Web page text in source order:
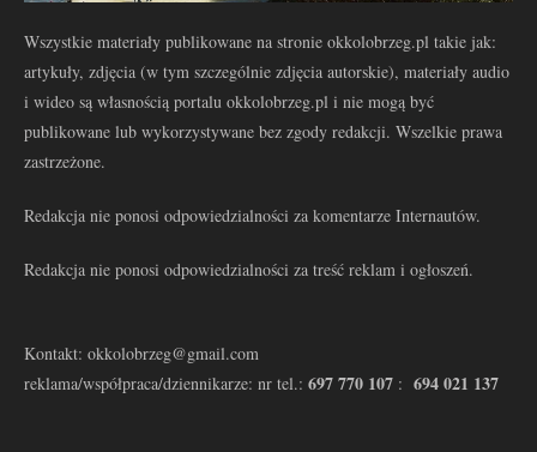
Wszystkie materiały publikowane na stronie okkolobrzeg.pl takie jak:
artykuły, zdjęcia (w tym szczególnie zdjęcia autorskie), materiały audio
i wideo są własnością portalu okkolobrzeg.pl i nie mogą być
publikowane lub wykorzystywane bez zgody redakcji. Wszelkie prawa
zastrzeżone.
Redakcja nie ponosi odpowiedzialności za komentarze Internautów.
Redakcja nie ponosi odpowiedzialności za treść reklam i ogłoszeń.
Kontakt: okkolobrzeg@gmail.com
reklama/współpraca/dziennikarze: nr tel.: 697 770 107 : 694 021 137